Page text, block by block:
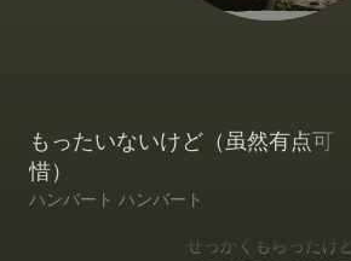
もったいないけど（虽然有点可
惜）
ハンバート ハンバート
せっかくもらったけど